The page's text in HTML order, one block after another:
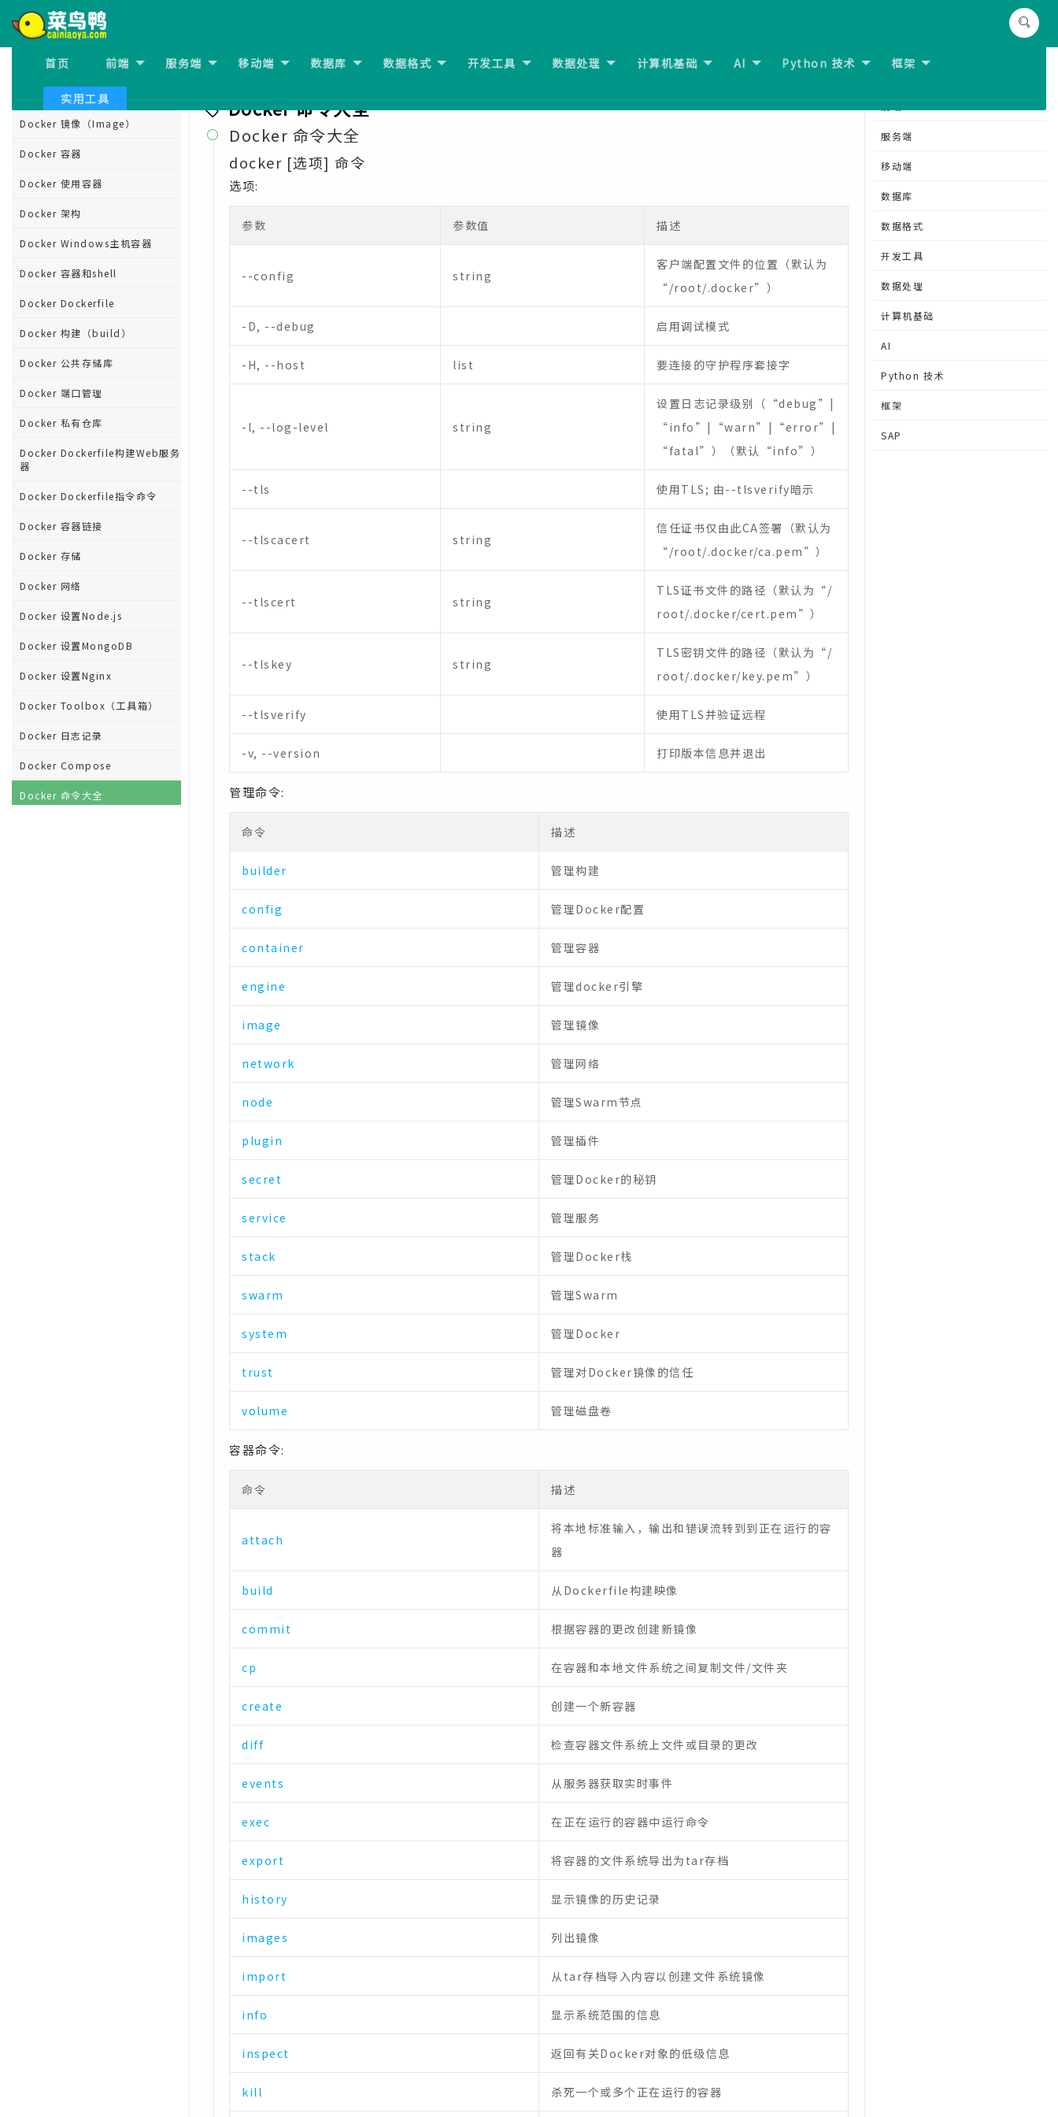
首页 前端 服务端 移动端 数据库 数据格式 开发工具 数据处理 计算机基础 AI Python 技术 框架
实用工具
Docker for Fedora 安装
Docker for Debian 安装
Docker Hub 注册 登录 pull
Docker 镜像（Image）
Docker 容器
Docker 使用容器
Docker 架构
Docker Windows主机容器
Docker 容器和shell
Docker Dockerfile
Docker 构建（build）
Docker 公共存储库
Docker 端口管理
Docker 私有仓库
Docker Dockerfile构建Web服务
器
Docker Dockerfile指令命令
Docker 容器链接
Docker 存储
Docker 网络
Docker 设置Node.js
Docker 设置MongoDB
Docker 设置Nginx
Docker Toolbox（工具箱）
Docker 日志记录
Docker Compose
Docker 命令大全
Docker 命令大全
 Docker 命令大全
docker [选项] 命令
选项:
参数 参数值 描述
--config string
客户端配置文件的位置（默认为
“/root/.docker”）
-D, --debug 启用调试模式
-H, --host list 要连接的守护程序套接字
-l, --log-level string
设置日志记录级别（“debug”|
“info”|“warn”|“error”|
“fatal”）（默认“info”）
--tls 使用TLS; 由--tlsverify暗示
--tlscacert string
信任证书仅由此CA签署（默认为
“/root/.docker/ca.pem”）
--tlscert string
TLS证书文件的路径（默认为“/
root/.docker/cert.pem”）
--tlskey string
TLS密钥文件的路径（默认为“/
root/.docker/key.pem”）
--tlsverify 使用TLS并验证远程
-v, --version 打印版本信息并退出
管理命令:
命令 描述
builder 管理构建
config 管理Docker配置
container 管理容器
engine 管理docker引擎
image 管理镜像
network 管理网络
node 管理Swarm节点
plugin 管理插件
secret 管理Docker的秘钥
service 管理服务
stack 管理Docker栈
swarm 管理Swarm
system 管理Docker
trust 管理对Docker镜像的信任
volume 管理磁盘卷
容器命令:
命令 描述
attach
将本地标准输入，输出和错误流转到到正在运行的容
器
build 从Dockerfile构建映像
commit 根据容器的更改创建新镜像
cp 在容器和本地文件系统之间复制文件/文件夹
create 创建一个新容器
diff 检查容器文件系统上文件或目录的更改
events 从服务器获取实时事件
exec 在正在运行的容器中运行命令
export 将容器的文件系统导出为tar存档
history 显示镜像的历史记录
images 列出镜像
import 从tar存档导入内容以创建文件系统镜像
info 显示系统范围的信息
inspect 返回有关Docker对象的低级信息
kill 杀死一个或多个正在运行的容器
服务端
移动端
数据库
数据格式
开发工具
数据处理
计算机基础
AI
Python 技术
框架
SAP